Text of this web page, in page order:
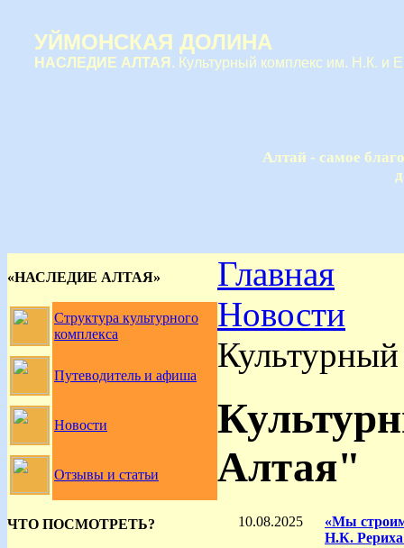
УЙМОНСКАЯ ДОЛИНА
НАСЛЕДИЕ АЛТАЯ . Культурный комплекс им. Н.К. и
Алтай - самое
«НАСЛЕДИЕ АЛТАЯ»
Структура культурного
комплекса
Путеводитель и афиша
Новости
Отзывы и статьи
ЧТО ПОСМОТРЕТЬ?
Главная
Новости
Алтая"
10.08.2025
«Мы строим
Н.К. Рериха